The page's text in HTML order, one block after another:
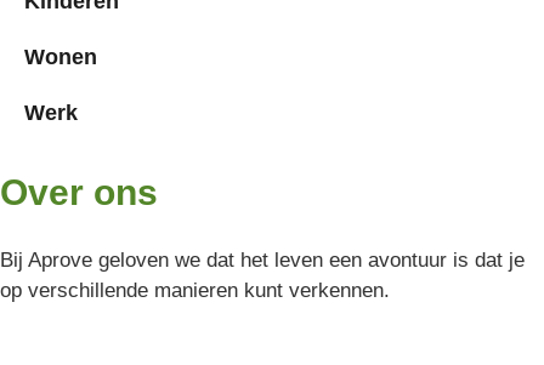
Wonen
Werk
Over ons
Bij Aprove geloven we dat het leven een avontuur is dat je
op verschillende manieren kunt verkennen.